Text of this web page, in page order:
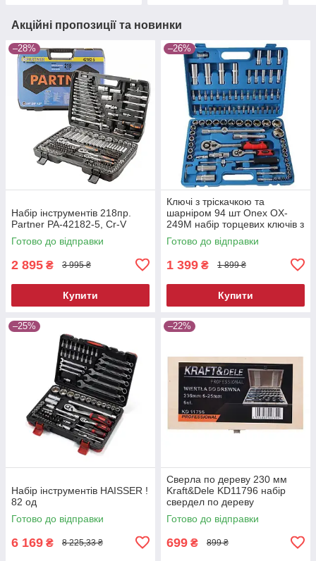
Акційні пропозиції та новинки
–28%
Набір інструментів 218пр.
Partner PA-42182-5, Cr-V
Готово до відправки
2 895 ₴ 3 995 ₴
Купити
–26%
Ключі з тріскачкою та
шарніром 94 шт Onex OX-
249M набір торцевих ключів з
тріскачкою
Готово до відправки
1 399 ₴ 1 899 ₴
Купити
–25%
Набір інструментів HAISSER !
82 од
Готово до відправки
6 169 ₴ 8 225,33 ₴
–22%
Сверла по дереву 230 мм
Kraft&Dele KD11796 набір
свердел по дереву
Готово до відправки
699 ₴ 899 ₴